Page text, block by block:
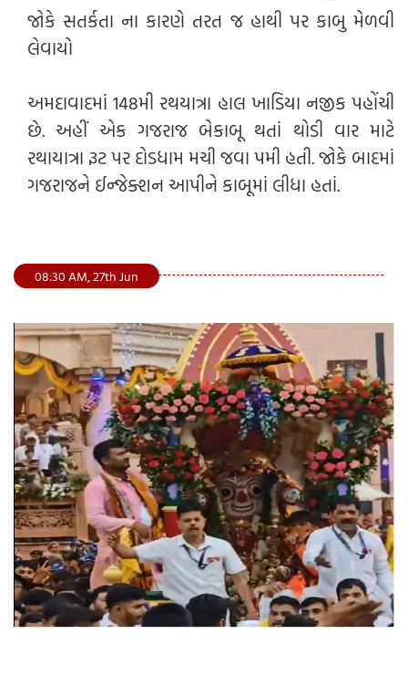
જોકે સતર્કતા ના કારણે તરત જ હાથી પર કાબુ મેળવી
લેવાયો
અમદાવાદમાં 148મી રથયાત્રા હાલ ખાડિયા નજીક પહોંચી
છે. અહીં એક ગજરાજ બેકાબૂ થતાં થોડી વાર માટે
રથાયાત્રા રૂટ પર દોડધામ મચી જવા પમી હતી. જોકે બાદમાં
ગજરાજને ઈન્જેક્શન આપીને કાબૂમાં લીધા હતાં.
08:30 AM, 27th Jun